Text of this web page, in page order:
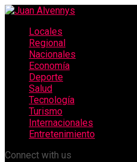
Locales
Regional
Nacionales
Economía
Deporte
Salud
Tecnología
Turismo
Internacionales
Entretenimiento
Connect with us